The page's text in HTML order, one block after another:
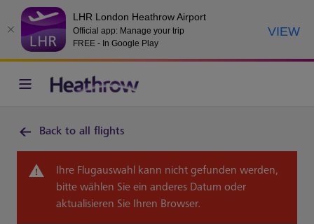
LHR London Heathrow Airport
Official app: Manage your trip
FREE - In Google Play
VIEW
Back to all flights
Ihre Flugauswahl kann nicht gefunden werden,
bitte wählen Sie ein anderes Datum oder
aktualisieren Sie Ihren Browser.